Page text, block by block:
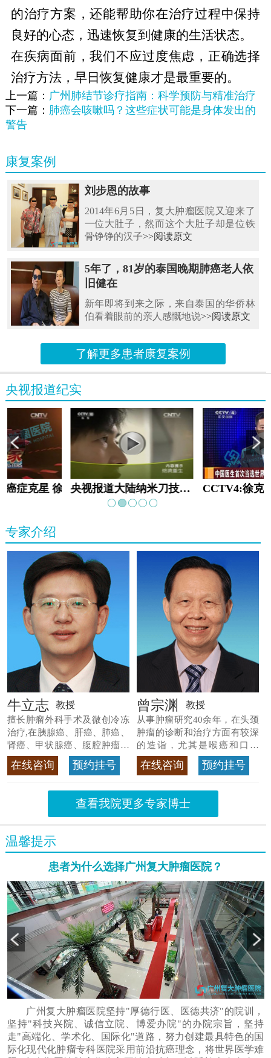
的治疗方案，还能帮助你在治疗过程中保持
良好的心态，迅速恢复到健康的生活状态。
在疾病面前，我们不应过度焦虑，正确选择
治疗方法，早日恢复健康才是最重要的。
上一篇： 广州肺结节诊疗指南：科学预防与精准治疗
下一篇： 肺癌会咳嗽吗？这些症状可能是身体发出的
警告
康复案例
刘步恩的故事
2014年6月5日，复大肿瘤医院又迎来了
一位大肚子，然而这个大肚子却是位铁
骨铮铮的汉子>>阅读原文
5年了，81岁的泰国晚期肺癌老人依
旧健在
新年即将到来之际，来自泰国的华侨林
伯看着眼前的亲人感慨地说>>阅读原文
了解更多患者康复案例
央视报道纪实
癌症克星 徐克成 央视报道大陆纳米刀技术手术：绝境重生
专家介绍
牛立志 教授
擅长肿瘤外科手术及微创冷冻
治疗,在胰腺癌、肝癌、肺癌、
肾癌、甲状腺癌、腹腔肿瘤等
>>查看专家详情
在线咨询 预约挂号
曾宗渊 教授
从事肿瘤研究40余年，在头颈
肿瘤的诊断和治疗方面有较深
的造诣，尤其是喉癌和口腔
癌，迄今仍是广东喉癌单病种
首席专家>>查看专家详情
在线咨询 预约挂号
查看我院更多专家博士
温馨提示
患者为什么选择广州复大肿瘤医院？
广州复大肿瘤医院坚持"厚德行医、医德共济"的院训，
坚持"科技兴院、诚信立院、博爱办院"的办院宗旨，坚持
走"高端化、学术化、国际化"道路，努力创建最具特色的国
际化现代化肿瘤专科医院采用前沿抗癌理念，将世界医学难